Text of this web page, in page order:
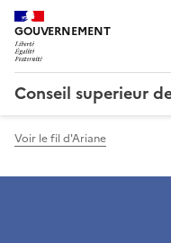
GOUVERNEMENT
Conseil superieur
Voir le fil d'Ariane